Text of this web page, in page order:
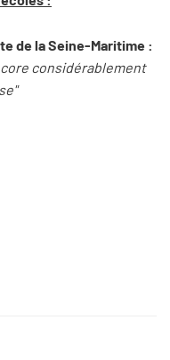
de la Seine-Maritime :
considérablement